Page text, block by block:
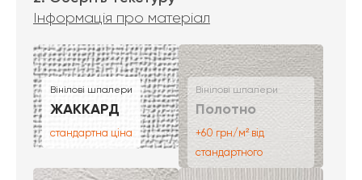
Інформація про матеріал
Вінілові шпалери
ЖАККАРД
стандартна ціна
Вінілові шпалери
Полотно
+60 грн/м² від
стандартного